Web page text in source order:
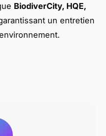
BiodiverCity, HQE,
un entretien